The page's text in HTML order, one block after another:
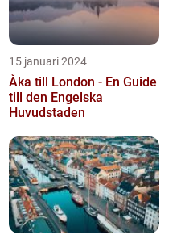
15 januari 2024
Åka till London - En Guide
till den Engelska
Huvudstaden